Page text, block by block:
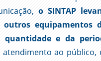
o SINTAP
equipamentos
e da
ao